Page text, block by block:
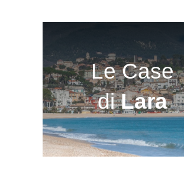
Le Case
diLara